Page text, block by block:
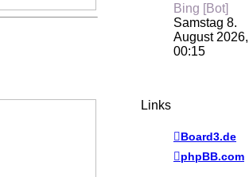
Bing [Bot]
Samstag 8.
August 2026,
00:15
Links
Board3.de
phpBB.com